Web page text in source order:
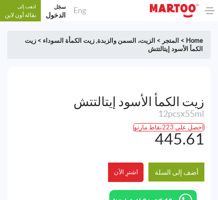
Eng سجَل
الدخول
اذهب إلى
بقالة أون لاين
Home
> المتجر > الزيت، السمن والزبدة, زيت الكمأة السوداء > زيت
الكمأ الأسود إيتالتتش
زيت الكمأ الأسود إيتالتتش
12pcsx55ml
احصل على 223نقاط مارتو
445.61
أضف إلى السلة اشترِ الآن